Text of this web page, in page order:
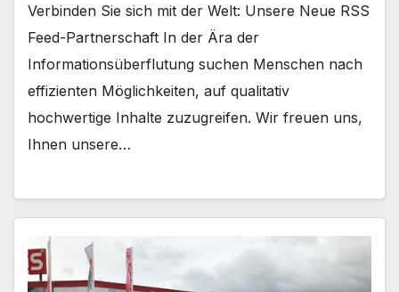
Verbinden Sie sich mit der Welt: Unsere Neue RSS
Feed-Partnerschaft In der Ära der
Informationsüberflutung suchen Menschen nach
effizienten Möglichkeiten, auf qualitativ
hochwertige Inhalte zuzugreifen. Wir freuen uns,
Ihnen unsere…